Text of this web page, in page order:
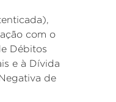
com o
Débitos
e à Dívida
de